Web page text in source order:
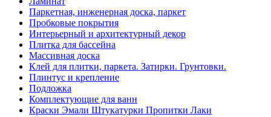
Паркетная, инженерная доска, паркет
Пробковые покрытия
Интерьерный и архитектурный декор
Плитка для бассейна
Массивная доска
Клей для плитки, паркета. Затирки. Грунтовки.
Плинтус и крепление
Подложка
Комплектующие для ванн
Краски Эмали Штукатурки Пропитки Лаки